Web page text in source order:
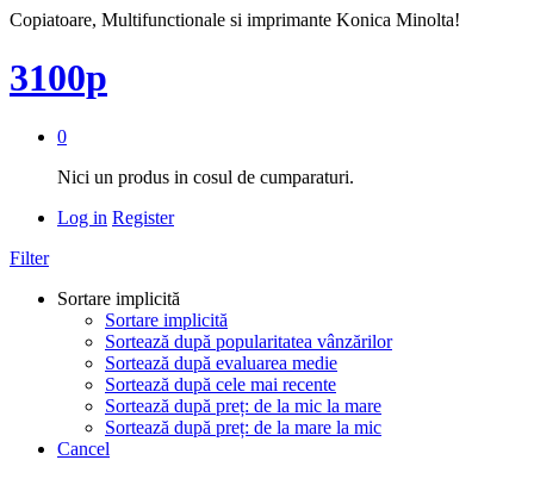
Copiatoare, Multifunctionale si imprimante Konica Minolta!
3100p
0
Nici un produs in cosul de cumparaturi.
Log in Register
Filter
Sortare implicită
Sortare implicită
Sortează după popularitatea vânzărilor
Sortează după evaluarea medie
Sortează după cele mai recente
Sortează după preț: de la mic la mare
Sortează după preț: de la mare la mic
Cancel